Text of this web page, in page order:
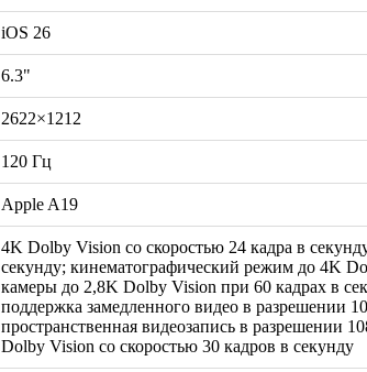
iOS 26
6.3"
2622×1212
120 Гц
Apple A19
4K Dolby Vision со скоростью 24 кадра в
секунду; кинематографический режим до 4K
камеры до 2,8K Dolby Vision при 60 кадрах в
поддержка замедленного видео в разрешении
пространственная видеозапись в разрешении
Dolby Vision со скоростью 30 кадров в секунду